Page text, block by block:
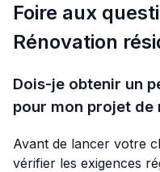
Foire aux
Rénovation
Dois-je obtenir un
pour mon projet
Avant de lancer votre
vérifier les exigences